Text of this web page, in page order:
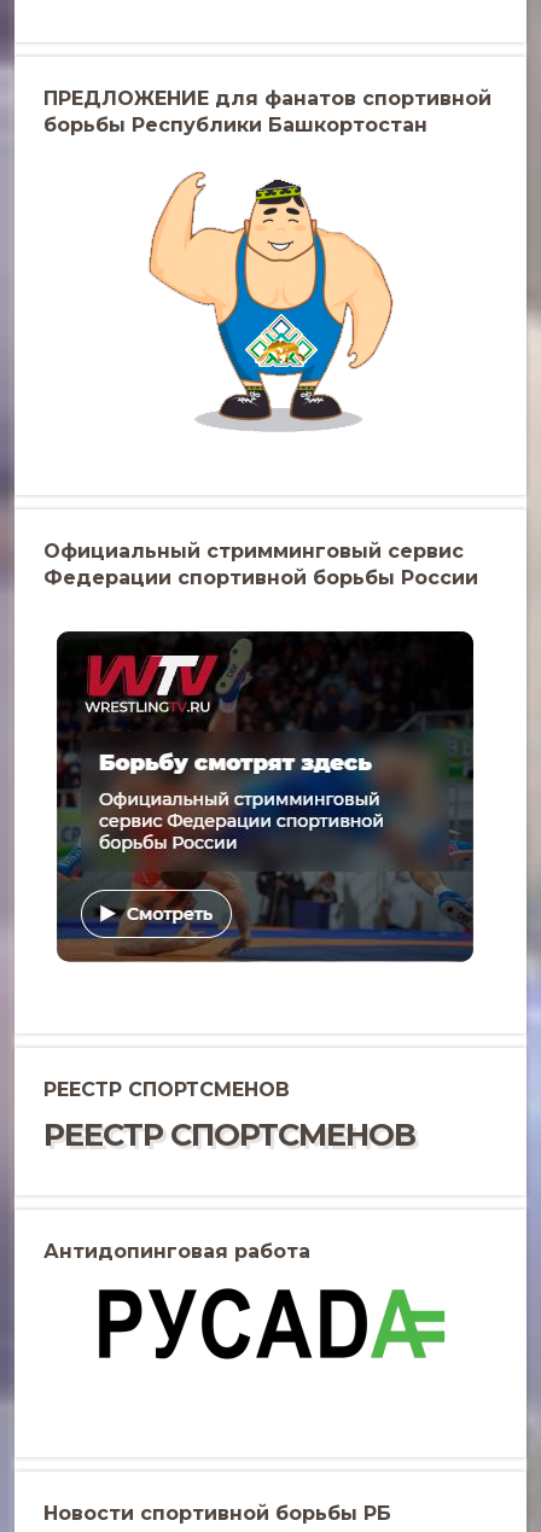
ПРЕДЛОЖЕНИЕ для фанатов спортивной
борьбы Республики Башкортостан
Официальный стримминговый сервис
Федерации спортивной борьбы России
РЕЕСТР СПОРТСМЕНОВ
РЕЕСТР СПОРТСМЕНОВ
Антидопинговая работа
Новости спортивной борьбы РБ